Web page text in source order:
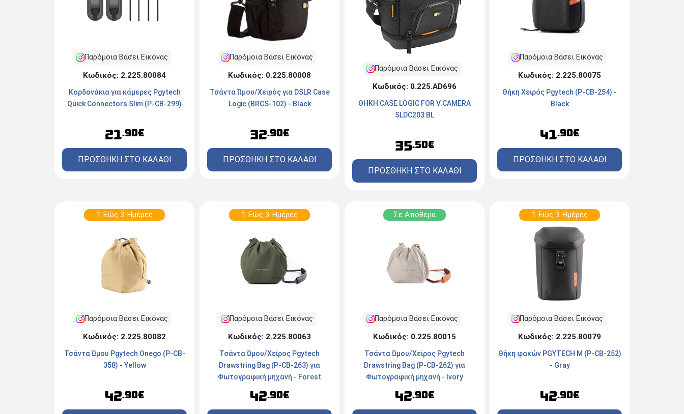
Παρόμοια Βάσει Εικόνας
Κωδικός: 2.225.80084
Κορδονάκια για κάμερες Pgytech
Quick Connectors Slim (P-CB-299)
21.90€
ΠΡΟΣΘΗΚΗ ΣΤΟ ΚΑΛΑΘΙ
Παρόμοια Βάσει Εικόνας
Κωδικός: 0.225.80008
Τσάντα Ώμου/Χειρός για DSLR Case
Logic (BRCS-102) - Black
32.90€
ΠΡΟΣΘΗΚΗ ΣΤΟ ΚΑΛΑΘΙ
Παρόμοια Βάσει Εικόνας
Κωδικός: 0.225.AD696
ΘΗΚΗ CASE LOGIC FOR V.CAMERA
SLDC203 BL
35.50€
ΠΡΟΣΘΗΚΗ ΣΤΟ ΚΑΛΑΘΙ
Παρόμοια Βάσει Εικόνας
Κωδικός: 2.225.80075
Θήκη Χειρός Pgytech (P-CB-254) -
Black
41.90€
ΠΡΟΣΘΗΚΗ ΣΤΟ ΚΑΛΑΘΙ
1 Εώς 3 Ημέρες
Παρόμοια Βάσει Εικόνας
Κωδικός: 2.225.80082
Τσάντα Ώμου Pgytech Onego (P-CB-
358) - Yellow
42.90€
1 Εώς 3 Ημέρες
Παρόμοια Βάσει Εικόνας
Κωδικός: 2.225.80063
Τσάντα Ώμου/Χείρος Pgytech
Drawstring Bag (P-CB-263) για
Φωτογραφική μηχανή - Forest
42.90€
Σε Απόθεμα
Παρόμοια Βάσει Εικόνας
Κωδικός: 0.225.80015
Τσάντα Ώμου/Χείρος Pgytech
Drawstring Bag (P-CB-262) για
Φωτογραφική μηχανή - Ivory
42.90€
1 Εώς 3 Ημέρες
Παρόμοια Βάσει Εικόνας
Κωδικός: 2.225.80079
Θήκη φακών PGYTECH M (P-CB-252)
- Gray
42.90€